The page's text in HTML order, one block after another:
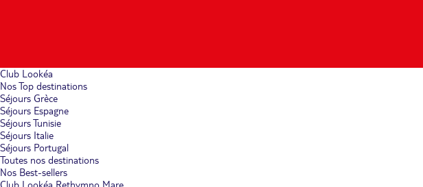
Club Lookéa
Nos Top destinations
Séjours Grèce
Séjours Espagne
Séjours Tunisie
Séjours Italie
Séjours Portugal
Toutes nos destinations
Nos Best-sellers